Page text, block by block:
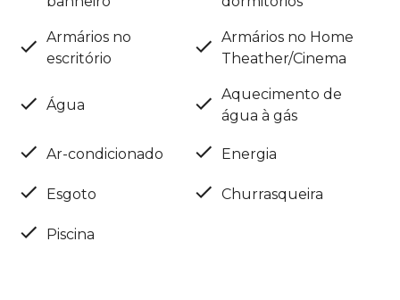
Armários no
escritório
Armários no Home
Theather/Cinema
Água
Aquecimento de
água à gás
Ar-condicionado Energia
Esgoto Churrasqueira
Piscina